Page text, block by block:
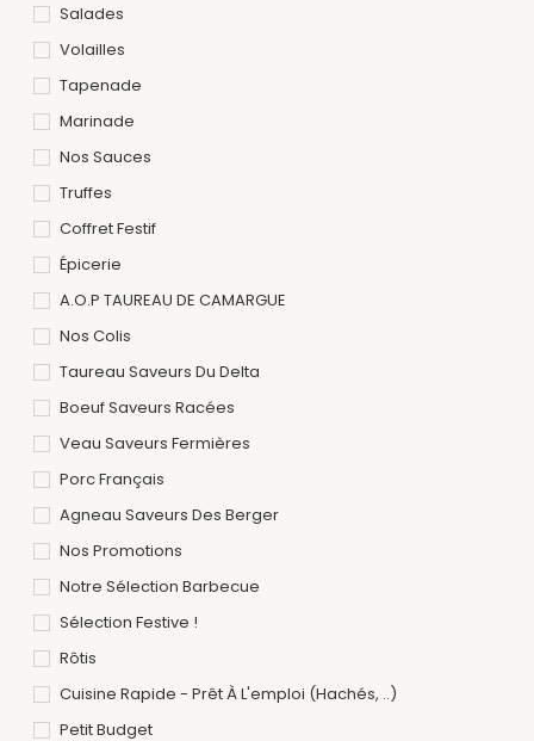
Salades
Volailles
Tapenade
Marinade
Nos Sauces
Truffes
Coffret Festif
Épicerie
A.O.P TAUREAU DE CAMARGUE
Nos Colis
Taureau Saveurs Du Delta
Boeuf Saveurs Racées
Veau Saveurs Fermières
Porc Français
Agneau Saveurs Des Berger
Nos Promotions
Notre Sélection Barbecue
Sélection Festive !
Rôtis
Cuisine Rapide - Prêt À L'emploi (hachés, ..)
Petit Budget